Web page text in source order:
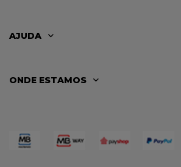
AJUDA
ONDE ESTAMOS